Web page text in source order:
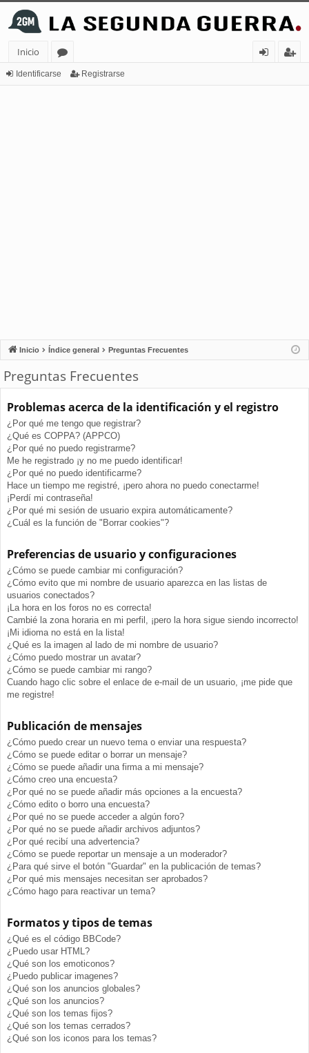
Inicio
or
Identificarse Registrarse
Inicio Índice general Preguntas Frecuentes
Preguntas Frecuentes
Problemas acerca de la identificación y el registro
¿Por qué me tengo que registrar?
¿Qué es COPPA? (APPCO)
¿Por qué no puedo registrarme?
Me he registrado ¡y no me puedo identificar!
¿Por qué no puedo identificarme?
Hace un tiempo me registré, ¡pero ahora no puedo conectarme!
¡Perdí mi contraseña!
¿Por qué mi sesión de usuario expira automáticamente?
¿Cuál es la función de "Borrar cookies"?
Preferencias de usuario y configuraciones
¿Cómo se puede cambiar mi configuración?
¿Cómo evito que mi nombre de usuario aparezca en las listas de
usuarios conectados?
¡La hora en los foros no es correcta!
Cambié la zona horaria en mi perfil, ¡pero la hora sigue siendo incorrecto!
¡Mi idioma no está en la lista!
¿Qué es la imagen al lado de mi nombre de usuario?
¿Cómo puedo mostrar un avatar?
¿Cómo se puede cambiar mi rango?
Cuando hago clic sobre el enlace de e-mail de un usuario, ¡me pide que
me registre!
Publicación de mensajes
¿Cómo puedo crear un nuevo tema o enviar una respuesta?
¿Cómo se puede editar o borrar un mensaje?
¿Cómo se puede añadir una firma a mi mensaje?
¿Cómo creo una encuesta?
¿Por qué no se puede añadir más opciones a la encuesta?
¿Cómo edito o borro una encuesta?
¿Por qué no se puede acceder a algún foro?
¿Por qué no se puede añadir archivos adjuntos?
¿Por qué recibí una advertencia?
¿Cómo se puede reportar un mensaje a un moderador?
¿Para qué sirve el botón "Guardar" en la publicación de temas?
¿Por qué mis mensajes necesitan ser aprobados?
¿Cómo hago para reactivar un tema?
Formatos y tipos de temas
¿Qué es el código BBCode?
¿Puedo usar HTML?
¿Qué son los emoticonos?
¿Puedo publicar imagenes?
¿Qué son los anuncios globales?
¿Qué son los anuncios?
¿Qué son los temas fijos?
¿Qué son los temas cerrados?
¿Qué son los iconos para los temas?